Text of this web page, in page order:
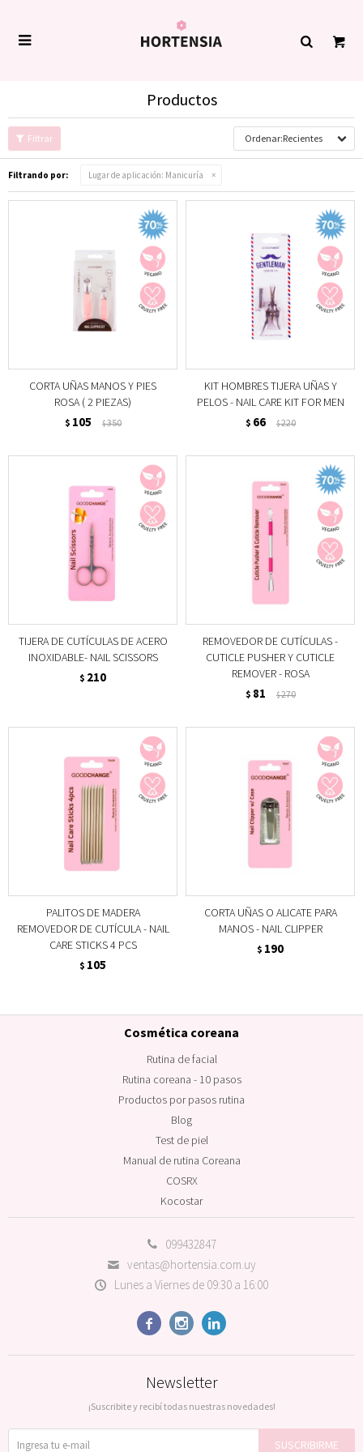

Productos
Recientes
Filtrando por: Lugar de aplicación: Manicuría
CORTA UÑAS MANOS Y PIES
ROSA ( 2 PIEZAS)
$ 105 $350
KIT HOMBRES TIJERA UÑAS Y
PELOS - NAIL CARE KIT FOR MEN
$ 66 $220
TIJERA DE CUTÍCULAS DE ACERO
INOXIDABLE- NAIL SCISSORS
$ 210
REMOVEDOR DE CUTÍCULAS -
CUTICLE PUSHER Y CUTICLE
REMOVER - ROSA
$ 81 $270
PALITOS DE MADERA
REMOVEDOR DE CUTÍCULA - NAIL
CARE STICKS 4 PCS
$ 105
CORTA UÑAS O ALICATE PARA
MANOS - NAIL CLIPPER
$ 190
099432847
ventas@hortensia.com.uy
Lunes a Viernes de 09:30 a 16:00
  
Cosmética coreana
Rutina de facial
Rutina coreana - 10 pasos
Productos por pasos rutina
Blog
Test de piel
Manual de rutina Coreana
COSRX
Kocostar
Newsletter
¡Suscribite y recibí todas nuestras novedades!
SUSCRIBIRME